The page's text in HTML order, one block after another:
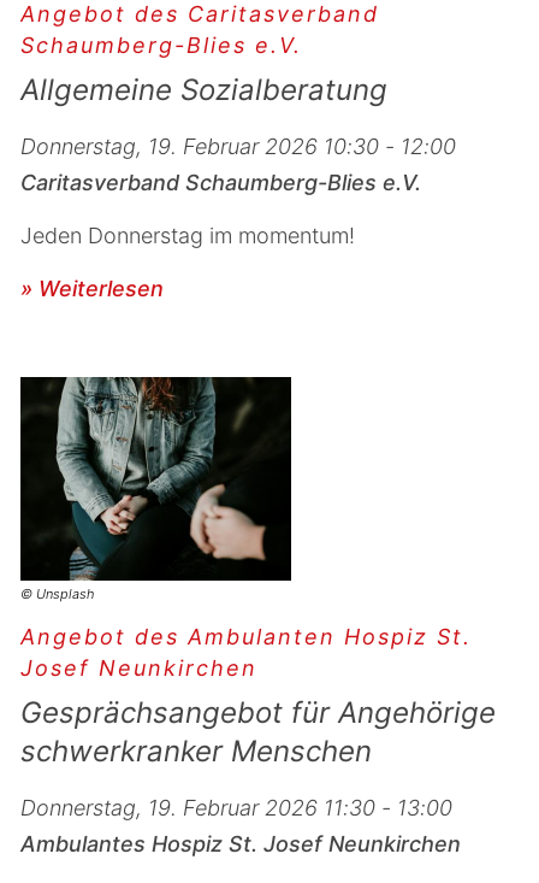
Angebot des Caritasverband
Schaumberg-Blies e.V.
Allgemeine Sozialberatung
Donnerstag, 19. Februar 2026 10:30 - 12:00
Caritasverband Schaumberg-Blies e.V.
Jeden Donnerstag im momentum!
» Weiterlesen
© Unsplash
Angebot des Ambulanten Hospiz St.
Josef Neunkirchen
Gesprächsangebot für Angehörige
schwerkranker Menschen
Donnerstag, 19. Februar 2026 11:30 - 13:00
Ambulantes Hospiz St. Josef Neunkirchen